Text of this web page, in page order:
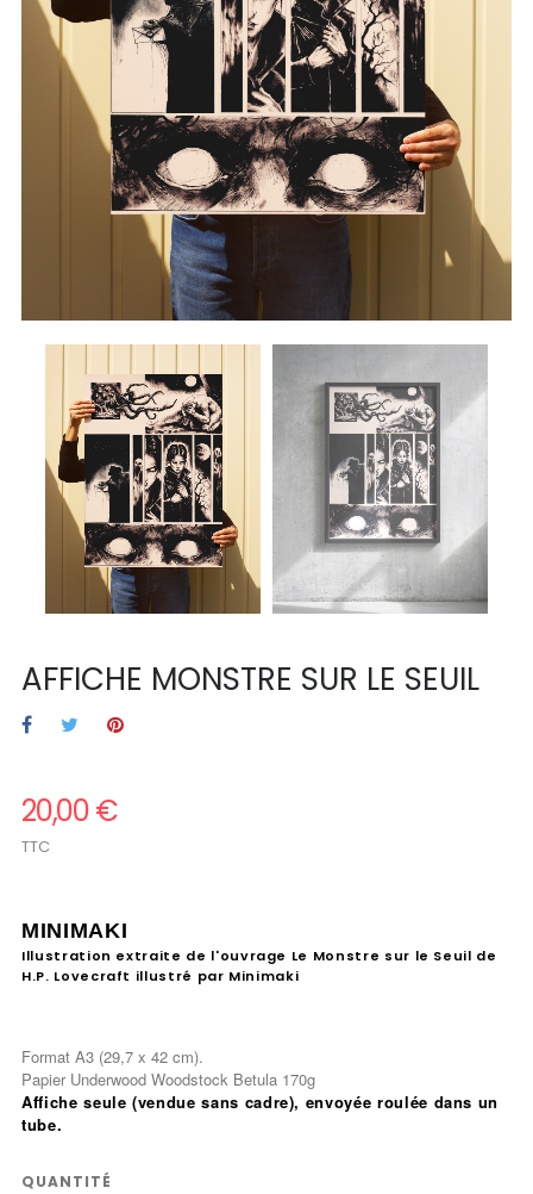
AFFICHE MONSTRE SUR LE SEUIL
20,00 €
TTC
MINIMAKI
Illustration extraite de l'ouvrage Le Monstre sur le Seuil de
H.P. Lovecraft illustré par Minimaki
Format A3 (29,7 x 42 cm).
Papier Underwood Woodstock Betula 170g
Affiche seule (vendue sans cadre), envoyée roulée dans un
tube.
QUANTITÉ